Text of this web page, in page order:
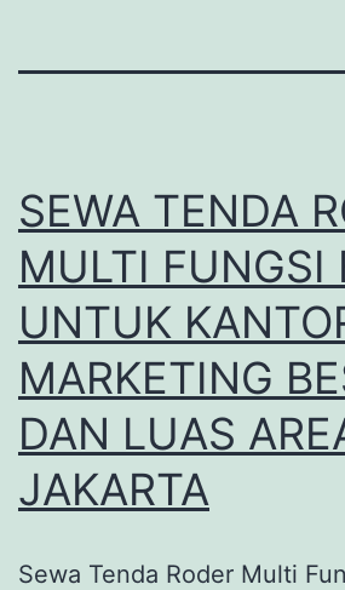
SEWA TENDA
MULTI FUNGSI
UNTUK
MARKETING
DAN LUAS
JAKARTA
Sewa Tenda Roder Multi